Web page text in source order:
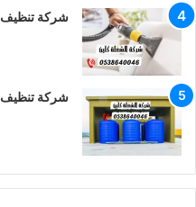
شركة تنظيف كنب
شركة تنظيف